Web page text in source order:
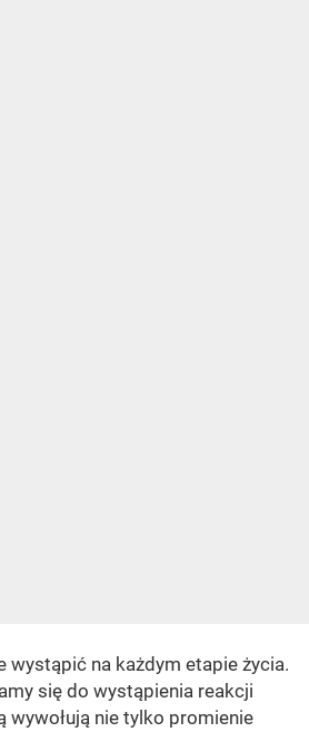
wystąpić na każdym etapie życia.
się do wystąpienia reakcji
nie tylko promienie